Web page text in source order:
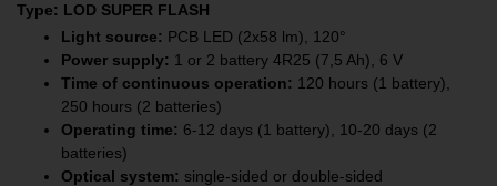
Type: LOD SUPER FLASH
Light source: PCB LED (2x58 lm), 120°
Power supply: 1 or 2 battery 4R25 (7,5 Ah), 6 V
Time of continuous operation: 120 hours (1 battery),
250 hours (2 batteries)
Operating time: 6-12 days (1 battery), 10-20 days (2
batteries)
Optical system: single-sided or double-sided